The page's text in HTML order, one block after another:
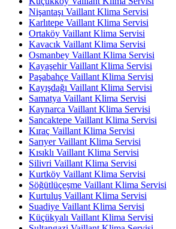
Nişantaşı Vaillant Klima Servisi
Karlıtepe Vaillant Klima Servisi
Ortaköy Vaillant Klima Servisi
Kavacık Vaillant Klima Servisi
Osmanbey Vaillant Klima Servisi
Kayaşehir Vaillant Klima Servisi
Paşabahçe Vaillant Klima Servisi
Kayışdağı Vaillant Klima Servisi
Samatya Vaillant Klima Servisi
Kaynarca Vaillant Klima Servisi
Sancaktepe Vaillant Klima Servisi
Kıraç Vaillant Klima Servisi
Sarıyer Vaillant Klima Servisi
Kısıklı Vaillant Klima Servisi
Silivri Vaillant Klima Servisi
Kurtköy Vaillant Klima Servisi
Söğütlüçeşme Vaillant Klima Servisi
Kurtuluş Vaillant Klima Servisi
Suadiye Vaillant Klima Servisi
Küçükyalı Vaillant Klima Servisi